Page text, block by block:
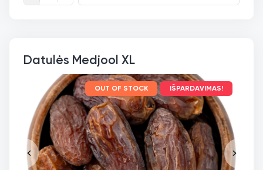
Datulės Medjool XL
OUT OF STOCK IŠPARDAVIMAS!